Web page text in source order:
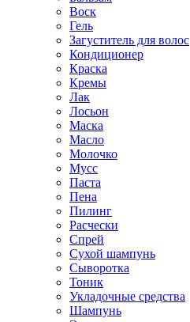
Воск
Гель
Загуститель для волос
Кондиционер
Краска
Кремы
Лак
Лосьон
Маска
Масло
Молочко
Мусс
Паста
Пена
Пилинг
Расчески
Спрей
Сухой шампунь
Сыворотка
Тоник
Укладочные средства
Шампунь